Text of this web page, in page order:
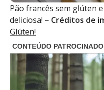
Pão francês sem glúten
deliciosa! – Créditos de
Glúten!